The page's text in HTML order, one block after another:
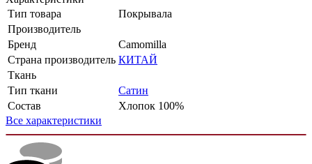
Тип товара
Покрывала
Производитель
Бренд
Camomilla
Страна производитель КИТАЙ
Ткань
Тип ткани
Сатин
Состав
Хлопок 100%
Все характеристики